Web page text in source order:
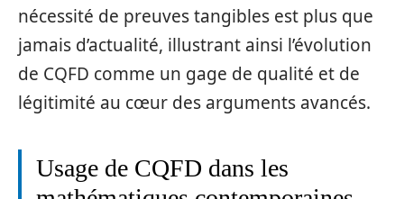
nécessité de preuves tangibles est plus que
jamais d’actualité, illustrant ainsi l’évolution
de CQFD comme un gage de qualité et de
légitimité au cœur des arguments avancés.
Usage de CQFD dans les